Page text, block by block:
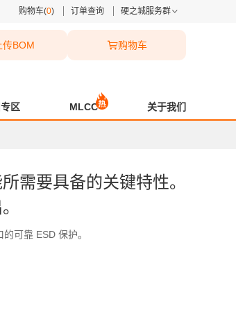
购物车(0) 订单查询 硬之城服务群
传BOM 购物车
区 MLCC 关于我们
需要具备的关键特性。
可靠 ESD 保护。